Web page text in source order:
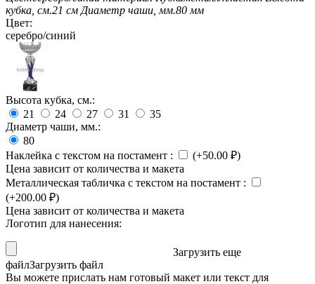
кубка, см.21 см Диаметр чаши, мм.80 мм
Цвет:
серебро/синий
Высота кубка, см.:
21
24 27 31
35
Диаметр чаши, мм.:
80
Наклейка с текстом на постамент : (+50.00 ₽)
Цена зависит от количества и макета
Металлическая табличка с текстом на постамент :
(+200.00 ₽)
Цена зависит от количества и макета
Логотип для нанесения:
Загрузить еще
файлЗагрузить файл
Вы можете прислать нам готовый макет или текст для